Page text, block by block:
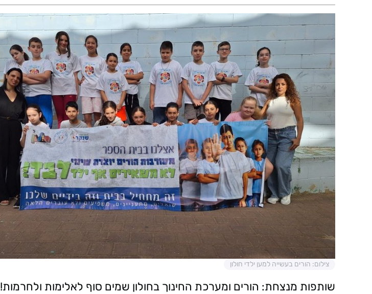
צילום: הורים בעשייה למען ילדי חולון
שותפות מנצחת: הורים ומערכת החינוך בחולון שמים סוף לאלימות ולחרמות!